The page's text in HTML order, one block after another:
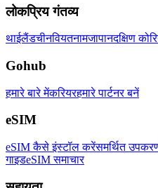
लोकप्रिय गंतव्य
थाईलैंडचीनवियतनामजापानदक्षिण
Gohub
हमारे बारे मेंकरियरहमारे पार्टनर बनें
eSIM
eSIM कैसे इंस्टॉल करेंसमर्थित
गाइडeSIM समाचार